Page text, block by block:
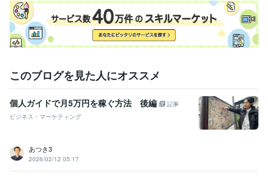
このブログを見た人にオススメ
個人ガイドで月5万円を稼ぐ方法 後編
記事
ビジネス・マーケティング
あつき3
2026/02/12 05:17